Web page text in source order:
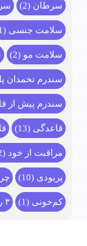
سرطان (2)
سلامت جنسی (1)
سلامت مو (2)
سندرم تخمدان
سندرم پیش از
قاعدگی (13)
مراقبت از خود (2)
پریودی (10)
کم‌خونی (1) ۳ راه درمان ADHD